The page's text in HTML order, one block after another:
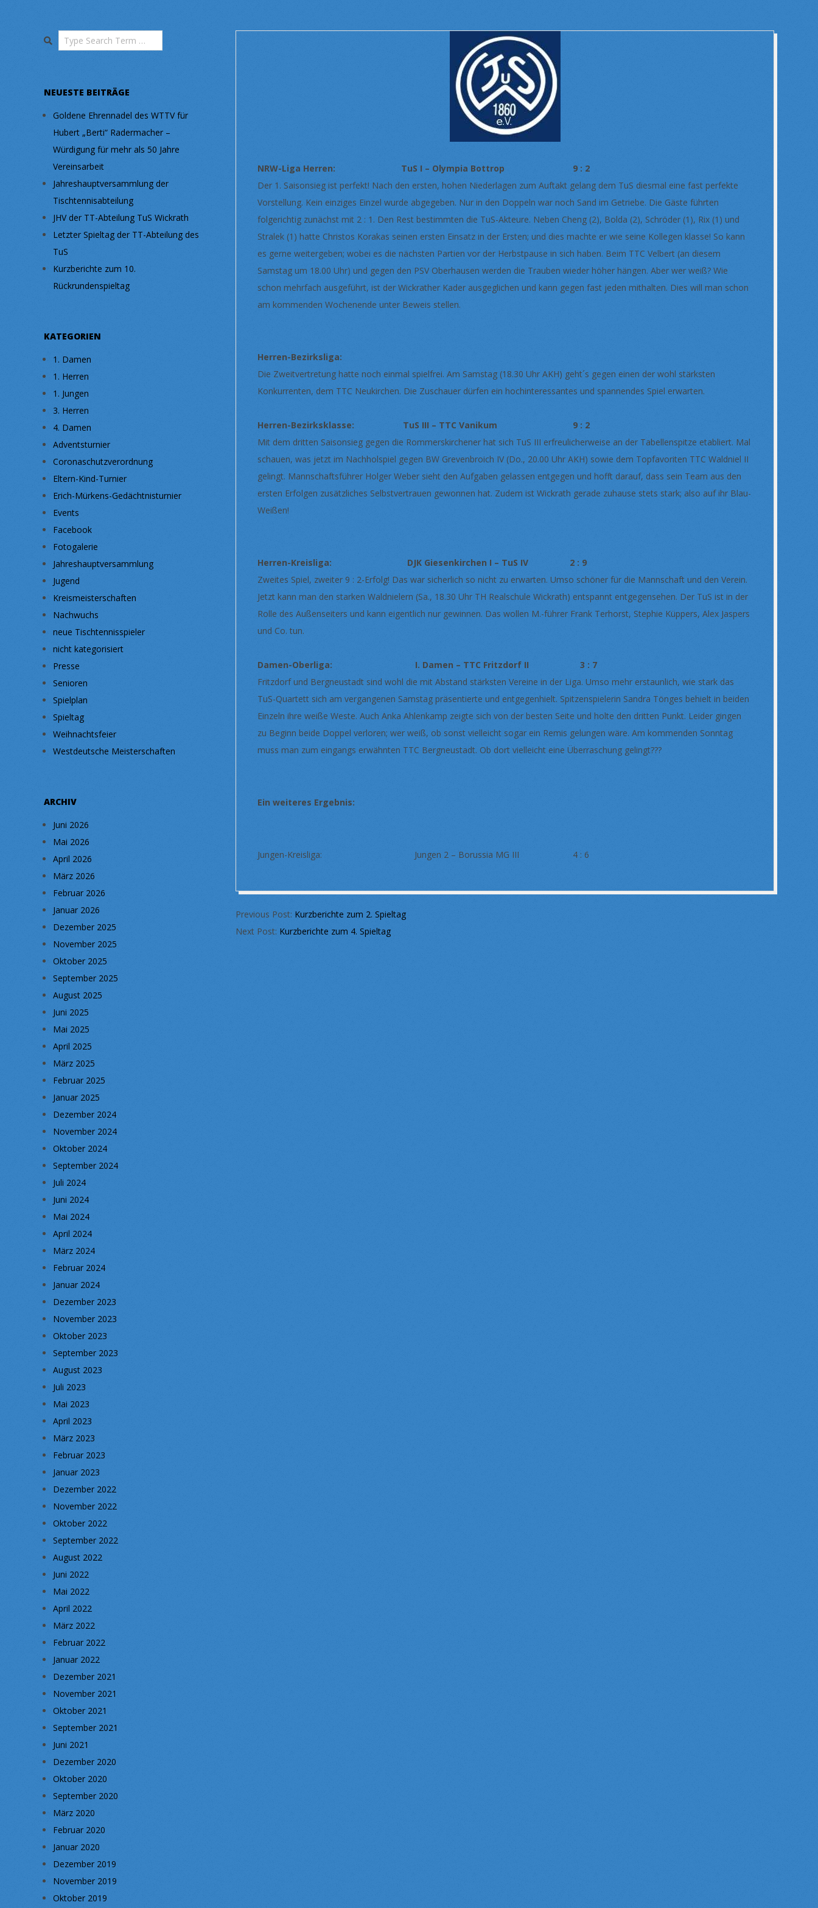
NRW-Liga Herren: TuS I – Olympia Bottrop 9 : 2
Der 1. Saisonsieg ist perfekt! Nach den ersten, hohen Niederlagen zum Auftakt gelang dem TuS diesmal eine fast perfekte
Vorstellung. Kein einziges Einzel wurde abgegeben. Nur in den Doppeln war noch Sand im Getriebe. Die Gäste führten
folgerichtig zunächst mit 2 : 1. Den Rest bestimmten die TuS-Akteure. Neben Cheng (2), Bolda (2), Schröder (1), Rix (1) und
Stralek (1) hatte Christos Korakas seinen ersten Einsatz in der Ersten; und dies machte er wie seine Kollegen klasse! So kann
es gerne weitergeben; wobei es die nächsten Partien vor der Herbstpause in sich haben. Beim TTC Velbert (an diesem
Samstag um 18.00 Uhr) und gegen den PSV Oberhausen werden die Trauben wieder höher hängen. Aber wer weiß? Wie
schon mehrfach ausgeführt, ist der Wickrather Kader ausgeglichen und kann gegen fast jeden mithalten. Dies will man schon
am kommenden Wochenende unter Beweis stellen.
Herren-Bezirksliga:
Die Zweitvertretung hatte noch einmal spielfrei. Am Samstag (18.30 Uhr AKH) geht´s gegen einen der wohl stärksten
Konkurrenten, dem TTC Neukirchen. Die Zuschauer dürfen ein hochinteressantes und spannendes Spiel erwarten.
Herren-Bezirksklasse: TuS III – TTC Vanikum 9 : 2
Mit dem dritten Saisonsieg gegen die Rommerskirchener hat sich TuS III erfreulicherweise an der Tabellenspitze etabliert. Mal
schauen, was jetzt im Nachholspiel gegen BW Grevenbroich IV (Do., 20.00 Uhr AKH) sowie dem Topfavoriten TTC Waldniel II
gelingt. Mannschaftsführer Holger Weber sieht den Aufgaben gelassen entgegen und hofft darauf, dass sein Team aus den
ersten Erfolgen zusätzliches Selbstvertrauen gewonnen hat. Zudem ist Wickrath gerade zuhause stets stark; also auf ihr Blau-
Weißen!
Herren-Kreisliga: DJK Giesenkirchen I – TuS IV 2 : 9
Zweites Spiel, zweiter 9 : 2-Erfolg! Das war sicherlich so nicht zu erwarten. Umso schöner für die Mannschaft und den Verein.
Jetzt kann man den starken Waldnielern (Sa., 18.30 Uhr TH Realschule Wickrath) entspannt entgegensehen. Der TuS ist in der
Rolle des Außenseiters und kann eigentlich nur gewinnen. Das wollen M.-führer Frank Terhorst, Stephie Küppers, Alex Jaspers
und Co. tun.
Damen-Oberliga: I. Damen – TTC Fritzdorf II 3 : 7
Fritzdorf und Bergneustadt sind wohl die mit Abstand stärksten Vereine in der Liga. Umso mehr erstaunlich, wie stark das
TuS-Quartett sich am vergangenen Samstag präsentierte und entgegenhielt. Spitzenspielerin Sandra Tönges behielt in beiden
Einzeln ihre weiße Weste. Auch Anka Ahlenkamp zeigte sich von der besten Seite und holte den dritten Punkt. Leider gingen
zu Beginn beide Doppel verloren; wer weiß, ob sonst vielleicht sogar ein Remis gelungen wäre. Am kommenden Sonntag
muss man zum eingangs erwähnten TTC Bergneustadt. Ob dort vielleicht eine Überraschung gelingt???
Ein weiteres Ergebnis:
Jungen-Kreisliga: Jungen 2 – Borussia MG III 4 : 6
09-
28
Previous Post: Kurzberichte zum 2. Spieltag
Next Post: Kurzberichte zum 4. Spieltag
Search
NEUESTE BEITRÄGE
Goldene Ehrennadel des WTTV für
Hubert „Berti“ Radermacher –
Würdigung für mehr als 50 Jahre
Vereinsarbeit
Jahreshauptversammlung der
Tischtennisabteilung
JHV der TT-Abteilung TuS Wickrath
Letzter Spieltag der TT-Abteilung des
TuS
Kurzberichte zum 10.
Rückrundenspieltag
KATEGORIEN
1. Damen
1. Herren
1. Jungen
3. Herren
4. Damen
Adventsturnier
Coronaschutzverordnung
Eltern-Kind-Turnier
Erich-Mürkens-Gedächtnisturnier
Events
Facebook
Fotogalerie
Jahreshauptversammlung
Jugend
Kreismeisterschaften
Nachwuchs
neue Tischtennisspieler
nicht kategorisiert
Presse
Senioren
Spielplan
Spieltag
Weihnachtsfeier
Westdeutsche Meisterschaften
ARCHIV
Juni 2026
Mai 2026
April 2026
März 2026
Februar 2026
Januar 2026
Dezember 2025
November 2025
Oktober 2025
September 2025
August 2025
Juni 2025
Mai 2025
April 2025
März 2025
Februar 2025
Januar 2025
Dezember 2024
November 2024
Oktober 2024
September 2024
Juli 2024
Juni 2024
Mai 2024
April 2024
März 2024
Februar 2024
Januar 2024
Dezember 2023
November 2023
Oktober 2023
September 2023
August 2023
Juli 2023
Mai 2023
April 2023
März 2023
Februar 2023
Januar 2023
Dezember 2022
November 2022
Oktober 2022
September 2022
August 2022
Juni 2022
Mai 2022
April 2022
März 2022
Februar 2022
Januar 2022
Dezember 2021
November 2021
Oktober 2021
September 2021
Juni 2021
Dezember 2020
Oktober 2020
September 2020
März 2020
Februar 2020
Januar 2020
Dezember 2019
November 2019
Oktober 2019